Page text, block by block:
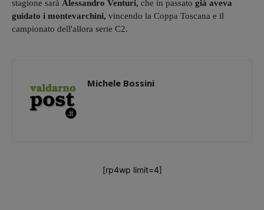
stagione sarà Alessandro Venturi, che in passato già aveva
guidato i montevarchini, vincendo la Coppa Toscana e il
campionato dell'allora serie C2.
Michele Bossini
[rp4wp limit=4]